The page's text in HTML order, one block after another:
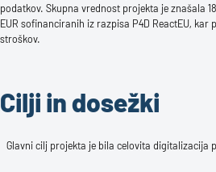
podatkov. Skupna vrednost projekta je znašala
EUR sofinanciranih iz razpisa P4D ReactEU, kar
stroškov.
Cilji in dosežki
Glavni cilj projekta je bila celovita digitalizacija